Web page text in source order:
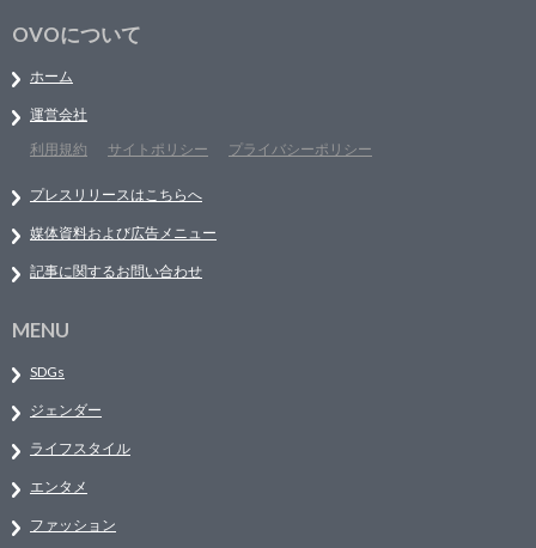
OVOについて
ホーム
運営会社
利用規約
サイトポリシー プライバシーポリシー
プレスリリースはこちらへ
媒体資料および広告メニュー
記事に関するお問い合わせ
MENU
SDGs
ジェンダー
ライフスタイル
エンタメ
ファッション